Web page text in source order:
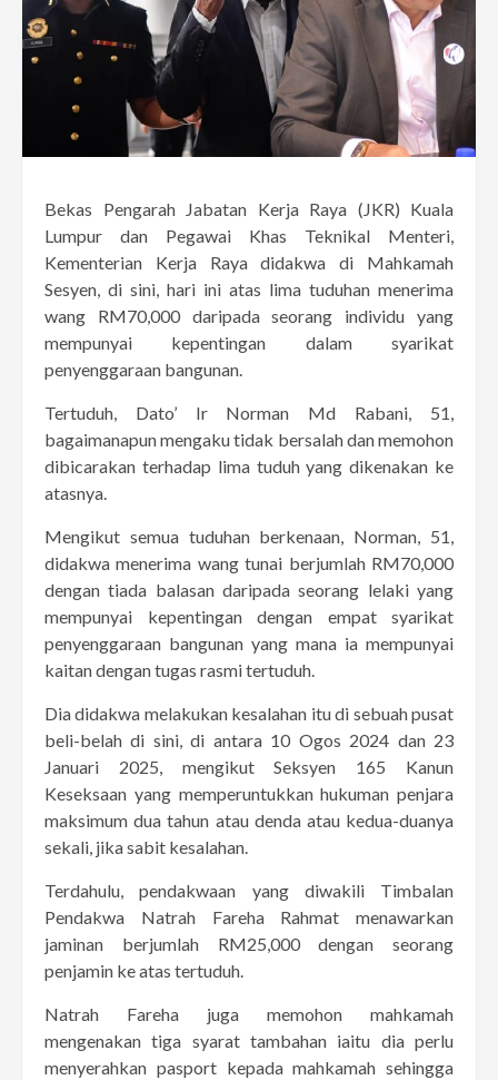
Bekas Pengarah Jabatan Kerja Raya (JKR) Kuala
Lumpur dan Pegawai Khas Teknikal Menteri,
Kementerian Kerja Raya didakwa di Mahkamah
Sesyen, di sini, hari ini atas lima tuduhan menerima
wang RM70,000 daripada seorang individu yang
mempunyai kepentingan dalam syarikat
penyenggaraan bangunan.
Tertuduh, Dato’ Ir Norman Md Rabani, 51,
bagaimanapun mengaku tidak bersalah dan memohon
dibicarakan terhadap lima tuduh yang dikenakan ke
atasnya.
Mengikut semua tuduhan berkenaan, Norman, 51,
didakwa menerima wang tunai berjumlah RM70,000
dengan tiada balasan daripada seorang lelaki yang
mempunyai kepentingan dengan empat syarikat
penyenggaraan bangunan yang mana ia mempunyai
kaitan dengan tugas rasmi tertuduh.
Dia didakwa melakukan kesalahan itu di sebuah pusat
beli-belah di sini, di antara 10 Ogos 2024 dan 23
Januari 2025, mengikut Seksyen 165 Kanun
Keseksaan yang memperuntukkan hukuman penjara
maksimum dua tahun atau denda atau kedua-duanya
sekali, jika sabit kesalahan.
Terdahulu, pendakwaan yang diwakili Timbalan
Pendakwa Natrah Fareha Rahmat menawarkan
jaminan berjumlah RM25,000 dengan seorang
penjamin ke atas tertuduh.
Natrah Fareha juga memohon mahkamah
mengenakan tiga syarat tambahan iaitu dia perlu
menyerahkan pasport kepada mahkamah sehingga